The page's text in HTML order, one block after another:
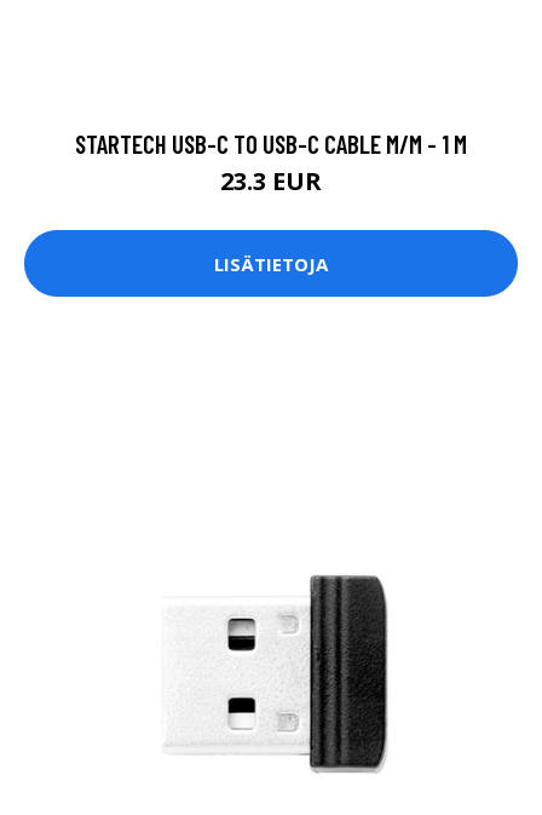
STARTECH USB-C TO USB-C CABLE M/M - 1 M
23.3 EUR
LISÄTIETOJA